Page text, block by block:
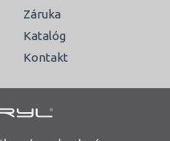
Záruka
Katalóg
Kontakt